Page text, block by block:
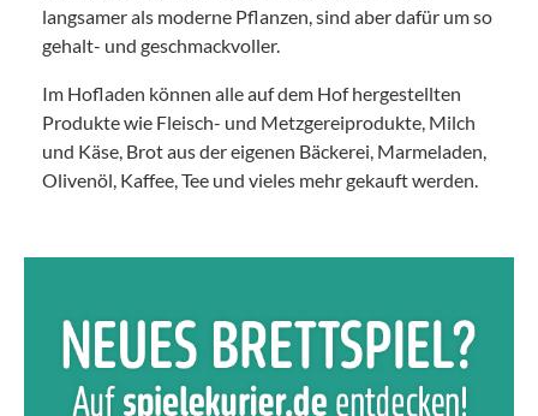
langsamer als moderne Pflanzen, sind aber dafür um so
gehalt- und geschmackvoller.
Im Hofladen können alle auf dem Hof hergestellten
Produkte wie Fleisch- und Metzgereiprodukte, Milch
und Käse, Brot aus der eigenen Bäckerei, Marmeladen,
Olivenöl, Kaffee, Tee und vieles mehr gekauft werden.